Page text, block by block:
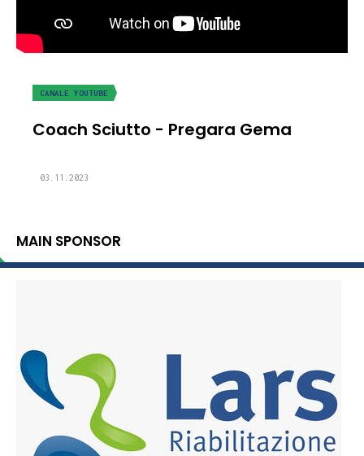
CANALE YOUTUBE
Coach Sciutto - Pregara Gema
03.11.2023
MAIN SPONSOR